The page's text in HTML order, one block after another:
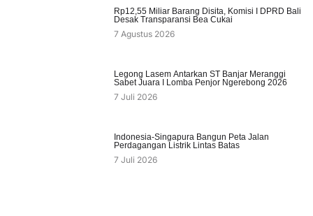
Rp12,55 Miliar Barang Disita, Komisi I DPRD Bali
Desak Transparansi Bea Cukai
7 Agustus 2026
Legong Lasem Antarkan ST Banjar Meranggi
Sabet Juara I Lomba Penjor Ngerebong 2026
7 Juli 2026
Indonesia-Singapura Bangun Peta Jalan
Perdagangan Listrik Lintas Batas
7 Juli 2026